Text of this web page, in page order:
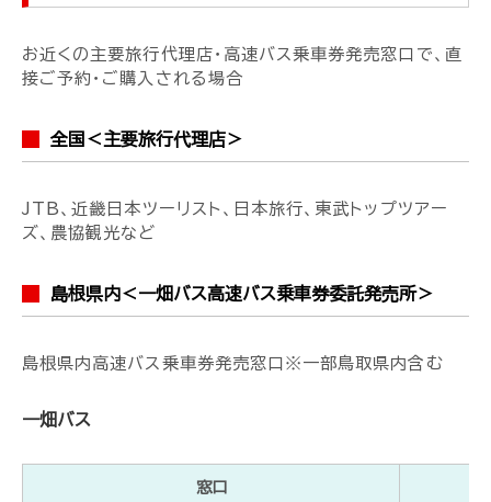
お近くの主要旅行代理店・高速バス乗車券発売窓口で、直
接ご予約・ご購入される場合
全国＜主要旅行代理店＞
JTB、近畿日本ツーリスト、日本旅行、東武トップツアー
ズ、農協観光など
島根県内＜一畑バス高速バス乗車券委託発売所＞
島根県内高速バス乗車券発売窓口※一部鳥取県内含む
一畑バス
窓口